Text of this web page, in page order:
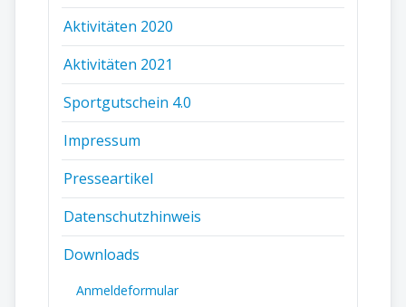
Aktivitäten 2020
Aktivitäten 2021
Sportgutschein 4.0
Impressum
Presseartikel
Datenschutzhinweis
Downloads
Anmeldeformular